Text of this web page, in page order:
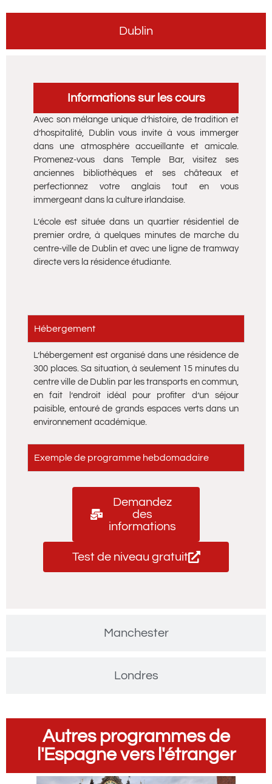
Dublin
Manchester
Londres
Informations sur les cours
Avec son mélange unique d’histoire, de tradition et
d’hospitalité, Dublin vous invite à vous immerger
dans une atmosphère accueillante et amicale.
Promenez-vous dans Temple Bar, visitez ses
anciennes bibliothèques et ses châteaux et
perfectionnez votre anglais tout en vous
immergeant dans la culture irlandaise.
L’école est située dans un quartier résidentiel de
premier ordre, à quelques minutes de marche du
centre-ville de Dublin et avec une ligne de tramway
directe vers la résidence étudiante.
Hébergement
L’hébergement est organisé dans une résidence de
300 places. Sa situation, à seulement 15 minutes du
centre ville de Dublin par les transports en commun,
en fait l’endroit idéal pour profiter d’un séjour
paisible, entouré de grands espaces verts dans un
environnement académique.
Exemple de programme hebdomadaire
Demandez
des
informations
Test de niveau gratuit
Autres programmes de
l'Espagne vers l'étranger